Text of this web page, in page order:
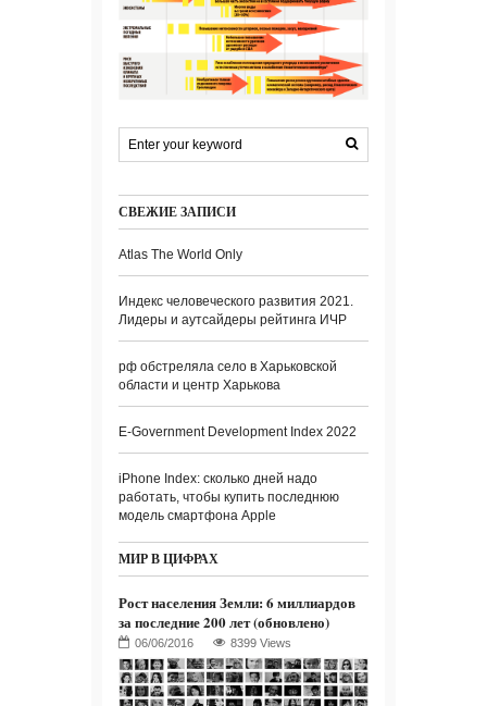
СВЕЖИЕ ЗАПИСИ
Atlas The World Only
Индекс человеческого развития 2021.
Лидеры и аутсайдеры рейтинга ИЧР
рф обстреляла село в Харьковской
области и центр Харькова
E-Government Development Index 2022
iPhone Index: сколько дней надо
работать, чтобы купить последнюю
модель смартфона Apple
МИР В ЦИФРАХ
Рост населения Земли: 6 миллиардов
за последние 200 лет (обновлено)
8399 Views